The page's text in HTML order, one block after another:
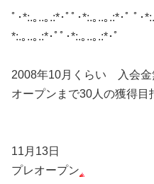
ﾟ･*:.｡..｡.:*･ﾟﾟ･*:.｡..｡.:*･ﾟ ﾟ･
*:.｡..｡.:*･ﾟﾟ･*:.｡..｡.:*･ﾟ
2008年10月くらい 入会
オープンまで30人の獲得目
11月13日
プレオープン